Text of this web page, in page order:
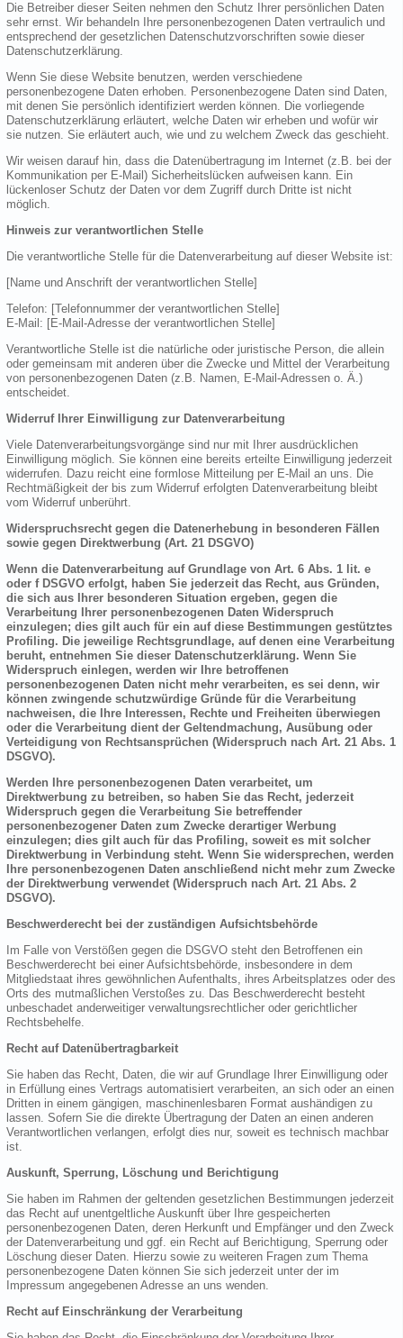
Die Betreiber dieser Seiten nehmen den Schutz Ihrer persönlichen Daten
sehr ernst. Wir behandeln Ihre personenbezogenen Daten vertraulich und
entsprechend der gesetzlichen Datenschutzvorschriften sowie dieser
Datenschutzerklärung.
Wenn Sie diese Website benutzen, werden verschiedene
personenbezogene Daten erhoben. Personenbezogene Daten sind Daten,
mit denen Sie persönlich identifiziert werden können. Die vorliegende
Datenschutzerklärung erläutert, welche Daten wir erheben und wofür wir
sie nutzen. Sie erläutert auch, wie und zu welchem Zweck das geschieht.
Wir weisen darauf hin, dass die Datenübertragung im Internet (z.B. bei der
Kommunikation per E-Mail) Sicherheitslücken aufweisen kann. Ein
lückenloser Schutz der Daten vor dem Zugriff durch Dritte ist nicht
möglich.
Hinweis zur verantwortlichen Stelle
Die verantwortliche Stelle für die Datenverarbeitung auf dieser Website ist:
[Name und Anschrift der verantwortlichen Stelle]
Telefon: [Telefonnummer der verantwortlichen Stelle]
E-Mail: [E-Mail-Adresse der verantwortlichen Stelle]
Verantwortliche Stelle ist die natürliche oder juristische Person, die allein
oder gemeinsam mit anderen über die Zwecke und Mittel der Verarbeitung
von personenbezogenen Daten (z.B. Namen, E-Mail-Adressen o. Ä.)
entscheidet.
Widerruf Ihrer Einwilligung zur Datenverarbeitung
Viele Datenverarbeitungsvorgänge sind nur mit Ihrer ausdrücklichen
Einwilligung möglich. Sie können eine bereits erteilte Einwilligung jederzeit
widerrufen. Dazu reicht eine formlose Mitteilung per E-Mail an uns. Die
Rechtmäßigkeit der bis zum Widerruf erfolgten Datenverarbeitung bleibt
vom Widerruf unberührt.
Widerspruchsrecht gegen die Datenerhebung in besonderen Fällen
sowie gegen Direktwerbung (Art. 21 DSGVO)
Wenn die Datenverarbeitung auf Grundlage von Art. 6 Abs. 1 lit. e
oder f DSGVO erfolgt, haben Sie jederzeit das Recht, aus Gründen,
die sich aus Ihrer besonderen Situation ergeben, gegen die
Verarbeitung Ihrer personenbezogenen Daten Widerspruch
einzulegen; dies gilt auch für ein auf diese Bestimmungen gestütztes
Profiling. Die jeweilige Rechtsgrundlage, auf denen eine Verarbeitung
beruht, entnehmen Sie dieser Datenschutzerklärung. Wenn Sie
Widerspruch einlegen, werden wir Ihre betroffenen
personenbezogenen Daten nicht mehr verarbeiten, es sei denn, wir
können zwingende schutzwürdige Gründe für die Verarbeitung
nachweisen, die Ihre Interessen, Rechte und Freiheiten überwiegen
oder die Verarbeitung dient der Geltendmachung, Ausübung oder
Verteidigung von Rechtsansprüchen (Widerspruch nach Art. 21 Abs. 1
DSGVO).
Werden Ihre personenbezogenen Daten verarbeitet, um
Direktwerbung zu betreiben, so haben Sie das Recht, jederzeit
Widerspruch gegen die Verarbeitung Sie betreffender
personenbezogener Daten zum Zwecke derartiger Werbung
einzulegen; dies gilt auch für das Profiling, soweit es mit solcher
Direktwerbung in Verbindung steht. Wenn Sie widersprechen, werden
Ihre personenbezogenen Daten anschließend nicht mehr zum Zwecke
der Direktwerbung verwendet (Widerspruch nach Art. 21 Abs. 2
DSGVO).
Beschwerderecht bei der zuständigen Aufsichtsbehörde
Im Falle von Verstößen gegen die DSGVO steht den Betroffenen ein
Beschwerderecht bei einer Aufsichtsbehörde, insbesondere in dem
Mitgliedstaat ihres gewöhnlichen Aufenthalts, ihres Arbeitsplatzes oder des
Orts des mutmaßlichen Verstoßes zu. Das Beschwerderecht besteht
unbeschadet anderweitiger verwaltungsrechtlicher oder gerichtlicher
Rechtsbehelfe.
Recht auf Datenübertragbarkeit
Sie haben das Recht, Daten, die wir auf Grundlage Ihrer Einwilligung oder
in Erfüllung eines Vertrags automatisiert verarbeiten, an sich oder an einen
Dritten in einem gängigen, maschinenlesbaren Format aushändigen zu
lassen. Sofern Sie die direkte Übertragung der Daten an einen anderen
Verantwortlichen verlangen, erfolgt dies nur, soweit es technisch machbar
ist.
Auskunft, Sperrung, Löschung und Berichtigung
Sie haben im Rahmen der geltenden gesetzlichen Bestimmungen jederzeit
das Recht auf unentgeltliche Auskunft über Ihre gespeicherten
personenbezogenen Daten, deren Herkunft und Empfänger und den Zweck
der Datenverarbeitung und ggf. ein Recht auf Berichtigung, Sperrung oder
Löschung dieser Daten. Hierzu sowie zu weiteren Fragen zum Thema
personenbezogene Daten können Sie sich jederzeit unter der im
Impressum angegebenen Adresse an uns wenden.
Recht auf Einschränkung der Verarbeitung